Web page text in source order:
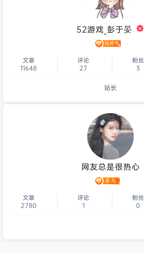
52游戏_彭于晏
文章
11648
评论
27
粉丝
3
站长
个人主页
网友总是很热心
文章
2780
评论
1
粉丝
0